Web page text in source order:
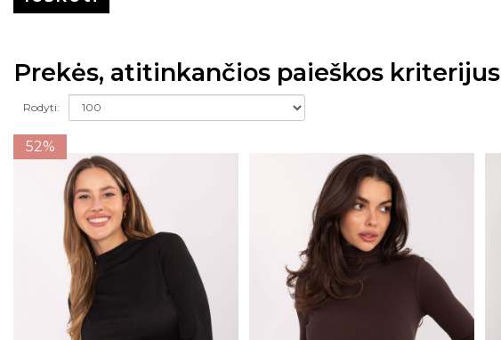
Prekės, atitinkančios paieškos kriterijus
Rodyti:
52%